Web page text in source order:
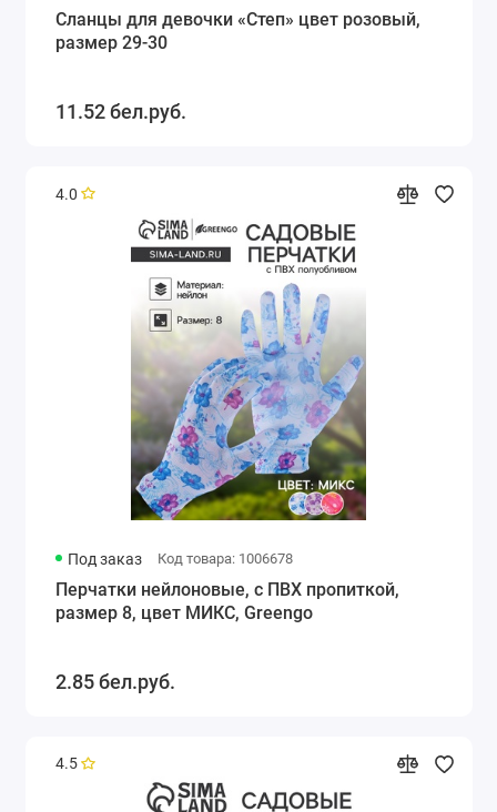
Сланцы для девочки «Степ» цвет розовый,
размер 29-30
11.52 бел.руб.
4.0
Под заказ Код товара: 1006678
Перчатки нейлоновые, с ПВХ пропиткой,
размер 8, цвет МИКС, Greengo
2.85 бел.руб.
4.5